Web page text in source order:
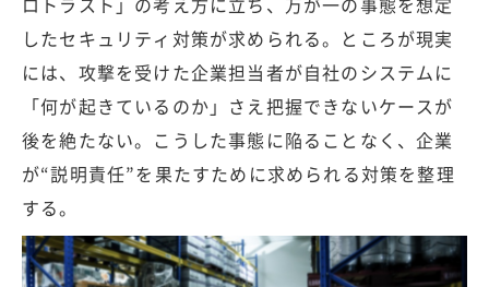
したセキュリティ対策が求められる。ところが現実
には、攻撃を受けた企業担当者が自社のシステムに
「何が起きているのか」さえ把握できないケースが
後を絶たない。こうした事態に陥ることなく、企業
が“説明責任”を果たすために求められる対策を整理
する。